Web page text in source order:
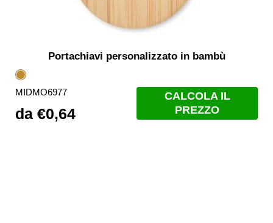
Portachiavi personalizzato in bambù
Legno
MIDMO6977
da €0,64
CALCOLA IL
PREZZO